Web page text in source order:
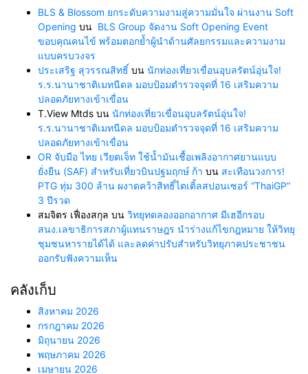
BLS & Blossom ยกระดับความงามสู่ความมั่นใจ ผ่านงาน Soft
Opening บน BLS Group จัดงาน Soft Opening Event
ขอบคุณคนไข้ พร้อมตอกย้ำผู้นำด้านศัลยกรรมและความงาม
แบบครบวงจร
ประเสริฐ สุวรรณสิทธิ์ บน นักท่องเที่ยวเขื่อนอุบลรัตน์อุ่นใจ!
ร.ร.นานาชาติเมทนีดล มอบป้อมตำรวจจุดที่ 16 เสริมความ
ปลอดภัยทางเข้าเขื่อน
T.View Mtds บน นักท่องเที่ยวเขื่อนอุบลรัตน์อุ่นใจ!
ร.ร.นานาชาติเมทนีดล มอบป้อมตำรวจจุดที่ 16 เสริมความ
ปลอดภัยทางเข้าเขื่อน
OR จับมือ ไทย เวียตเจ็ท ใช้น้ำมันเชื้อเพลิงอากาศยานแบบ
ยั่งยืน (SAF) สำหรับเที่ยวบินปฐมฤกษ์ ก้า บน สะเทือนวงการ!
PTG ทุ่ม 300 ล้าน ผงาดคว้าสิทธิ์ไตเติ้ลสปอนเซอร์ “ThaiGP”
3 ปีรวด
สมจิตร เฟื่องสกุล บน วิทยุทดลองออกอากาศ มีเฮอีกรอบ
สนง.เลขาธิการสภาผู้แทนราษฎร นำร่างแก้ไขกฎหมาย ให้วิทยุ
ชุมชนหารายได้ได้ และลดค่าปรับสำหรับวิทยุภาคประชาชน
ออกรับฟังความเห็น
คลังเก็บ
สิงหาคม 2026
กรกฎาคม 2026
มิถุนายน 2026
พฤษภาคม 2026
เมษายน 2026